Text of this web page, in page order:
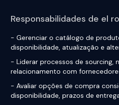
Responsabilidades de el
- Gerenciar o catálogo de
disponibilidade, atualização e
- Liderar processos de sourcing,
relacionamento com
- Avaliar opções de compra
disponibilidade, prazos de